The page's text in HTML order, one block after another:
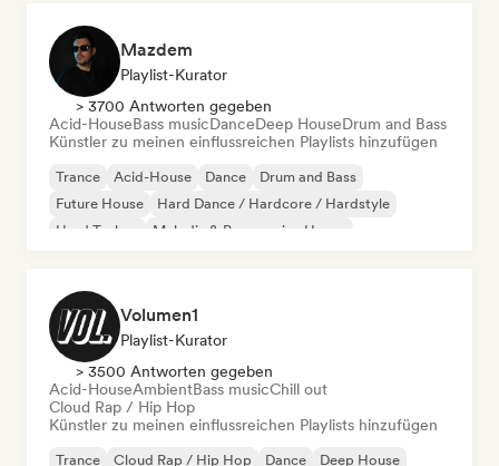
Mazdem
Playlist-Kurator
> 3700 Antworten gegeben
Acid-HouseBass musicDanceDeep HouseDrum and Bass
Künstler zu meinen einflussreichen Playlists hinzufügen
Trance Acid-House Dance
Drum and Bass
Future House
Hard Dance / Hardcore / Hardstyle
Hard Techno
Melodic & Progressive House
Volumen1
Playlist-Kurator
> 3500 Antworten gegeben
Acid-HouseAmbientBass musicChill out
Cloud Rap / Hip Hop
Künstler zu meinen einflussreichen Playlists hinzufügen
Trance Cloud Rap / Hip Hop Dance Deep House